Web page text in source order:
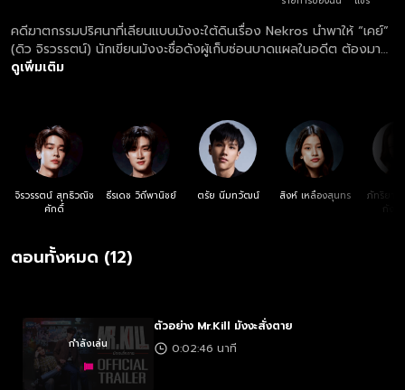
คดีฆาตกรรมปริศนาที่เลียนแบบมังงะใต้ดินเรื่อง Nekros นำพาให้ “เคย์”
(ดิว จิรวรรตน์) นักเขียนมังงะชื่อดังผู้เก็บซ่อนบาดแผลในอดีต ต้องมา
พัวพันกับการสืบสวนของ “ภัทร” (ธี ธีรเดช) นายตำรวจหนุ่มผู้ยึดมั่นใน
เดียวกัน เมื่อความจริงเบื้องหลังคดีเผยออกมา ทั้งเคย์และภัทรต้อง
เผชิญหน้ากับอดีตอันเจ็บปวด รวมถึงการตัดสินใจครั้งสำคัญระหว่าง
"การล้างแค้น" กับ "ความยุติธรรม" เรื่องราวเข้มข้นของมิตรภาพ ความ
เชื่อใจ และการต่อสู้กับด้านมืดในจิตใจ จึงเริ่มต้นขึ้น พร้อมปริศนาที่จะพา
ทุกคนมาหาคำตอบใน ซีรีส์ ‘Mr.Kill มังงะสั่งตาย’
ดูเพิ่มเติม
จิรวรรตน์ สุทธิวณิช
ศักดิ์
ธีรเดช วิถีพานิชย์ ตรัย นิ่มทวัฒน์ สิงห์ เหลืองสุนทร
ภัทริยาก
ตอนทั้งหมด (12)
กำลังเล่น
ตัวอย่าง Mr.Kill มังงะสั่งตาย
0:02:46 นาที